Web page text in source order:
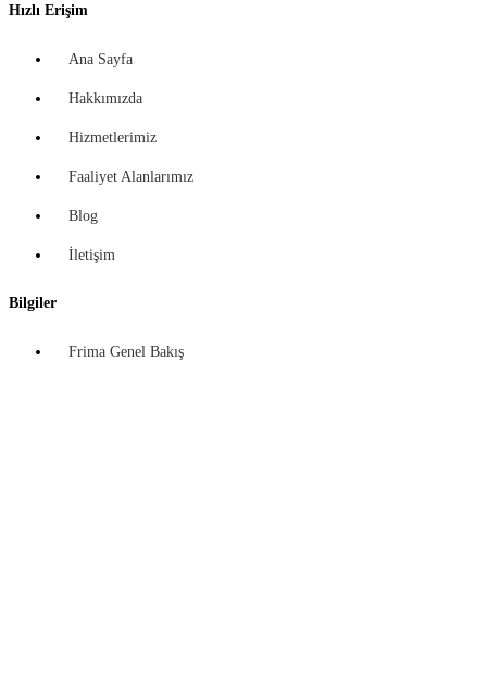
Hızlı Erişim
Ana Sayfa
Hakkımızda
Hizmetlerimiz
Faaliyet Alanlarımız
Blog
İletişim
Bilgiler
Frima Genel Bakış